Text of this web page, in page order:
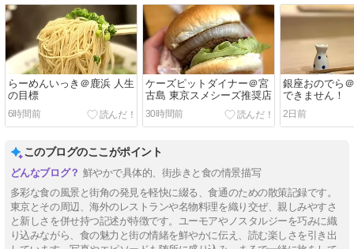
らーめんいっき＠鹿浜 人生
の目標
6時間前
ケーズピットダイナー＠宮
古島 東京スメシーズ推奨店
30時間前
銀座おのでら
できません！
2日前
このブログのここがポイント
鮮やかで具体的、街歩きと食の情景描写
多彩な食の風景と街角の発見を軽快に綴る、食通のための散策記録です。
東京とその周辺、海外のレストランや名物料理を織り交ぜ、親しみやすさ
と新しさを併せ持つ記述が特徴です。ユーモアやノスタルジーを巧みに織
り込みながら、食の魅力と街の情緒を鮮やかに伝え、読む楽しさを引き出